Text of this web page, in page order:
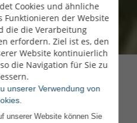
Cookies und ähnliche
Funktionieren der Website
die die Verarbeitung
erfordern. Ziel ist es, den
Website kontinuierlich
die Navigation für Sie zu
unserer Verwendung von
unserer Website können Sie